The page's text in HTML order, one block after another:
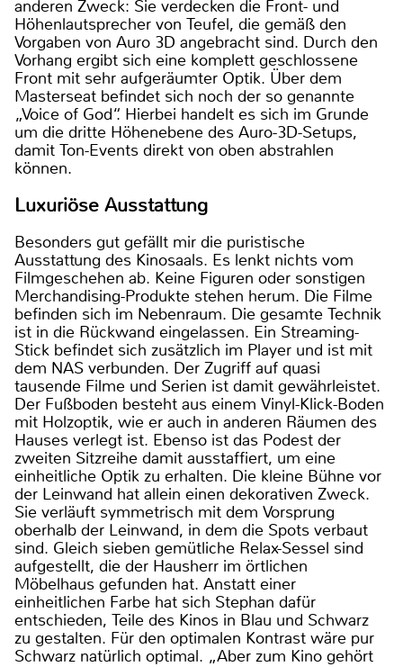
anderen Zweck: Sie verdecken die Front- und
Höhenlautsprecher von Teufel, die gemäß den
Vorgaben von Auro 3D angebracht sind. Durch den
Vorhang ergibt sich eine komplett geschlossene
Front mit sehr aufgeräumter Optik. Über dem
Masterseat befindet sich noch der so genannte
„Voice of God“. Hierbei handelt es sich im Grunde
um die dritte Höhenebene des Auro-3D-Setups,
damit Ton-Events direkt von oben abstrahlen
können.
Luxuriöse Ausstattung
Besonders gut gefällt mir die puristische
Ausstattung des Kinosaals. Es lenkt nichts vom
Filmgeschehen ab. Keine Figuren oder sonstigen
Merchandising-Produkte stehen herum. Die Filme
befinden sich im Nebenraum. Die gesamte Technik
ist in die Rückwand eingelassen. Ein Streaming-
Stick befindet sich zusätzlich im Player und ist mit
dem NAS verbunden. Der Zugriff auf quasi
tausende Filme und Serien ist damit gewährleistet.
Der Fußboden besteht aus einem Vinyl-Klick-Boden
mit Holzoptik, wie er auch in anderen Räumen des
Hauses verlegt ist. Ebenso ist das Podest der
zweiten Sitzreihe damit ausstaffiert, um eine
einheitliche Optik zu erhalten. Die kleine Bühne vor
der Leinwand hat allein einen dekorativen Zweck.
Sie verläuft symmetrisch mit dem Vorsprung
oberhalb der Leinwand, in dem die Spots verbaut
sind. Gleich sieben gemütliche Relax-Sessel sind
aufgestellt, die der Hausherr im örtlichen
Möbelhaus gefunden hat. Anstatt einer
einheitlichen Farbe hat sich Stephan dafür
entschieden, Teile des Kinos in Blau und Schwarz
zu gestalten. Für den optimalen Kontrast wäre pur
Schwarz natürlich optimal. „Aber zum Kino gehört